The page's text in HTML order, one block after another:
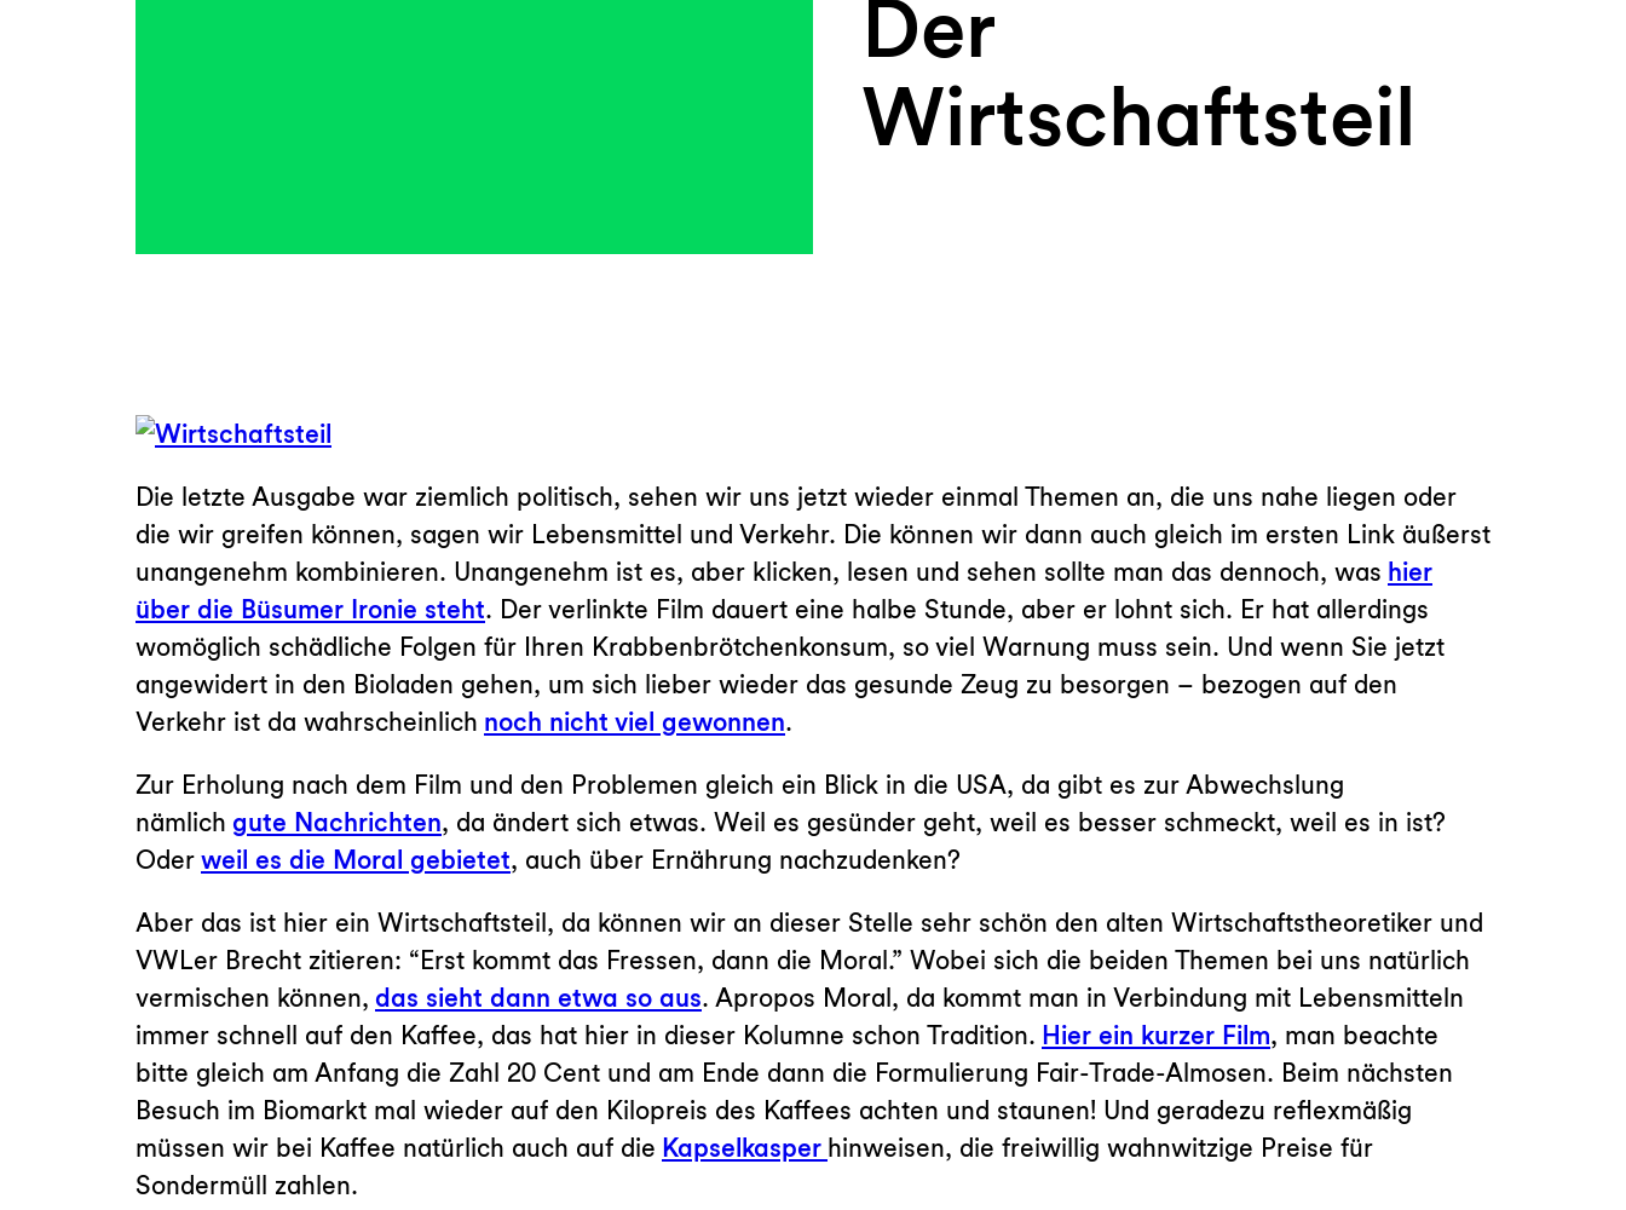
Der
Wirtschaftsteil
Die letzte Ausgabe war ziemlich politisch, sehen wir uns jetzt wieder einmal Themen an, die uns nahe liegen oder
die wir greifen können, sagen wir Lebensmittel und Verkehr. Die können wir dann auch gleich im ersten Link äußerst
unangenehm kombinieren. Unangenehm ist es, aber klicken, lesen und sehen sollte man das dennoch, was hier
über die Büsumer Ironie steht. Der verlinkte Film dauert eine halbe Stunde, aber er lohnt sich. Er hat allerdings
womöglich schädliche Folgen für Ihren Krabbenbrötchenkonsum, so viel Warnung muss sein. Und wenn Sie jetzt
angewidert in den Bioladen gehen, um sich lieber wieder das gesunde Zeug zu besorgen – bezogen auf den
Verkehr ist da wahrscheinlich noch nicht viel gewonnen.
Zur Erholung nach dem Film und den Problemen gleich ein Blick in die USA, da gibt es zur Abwechslung
nämlich gute Nachrichten, da ändert sich etwas. Weil es gesünder geht, weil es besser schmeckt, weil es in ist?
Oder weil es die Moral gebietet, auch über Ernährung nachzudenken?
Aber das ist hier ein Wirtschaftsteil, da können wir an dieser Stelle sehr schön den alten Wirtschaftstheoretiker und
VWLer Brecht zitieren: “Erst kommt das Fressen, dann die Moral.” Wobei sich die beiden Themen bei uns natürlich
vermischen können, das sieht dann etwa so aus. Apropos Moral, da kommt man in Verbindung mit Lebensmitteln
immer schnell auf den Kaffee, das hat hier in dieser Kolumne schon Tradition. Hier ein kurzer Film, man beachte
bitte gleich am Anfang die Zahl 20 Cent und am Ende dann die Formulierung Fair-Trade-Almosen. Beim nächsten
Besuch im Biomarkt mal wieder auf den Kilopreis des Kaffees achten und staunen! Und geradezu reflexmäßig
müssen wir bei Kaffee natürlich auch auf die Kapselkasper hinweisen, die freiwillig wahnwitzige Preise für
Sondermüll zahlen.